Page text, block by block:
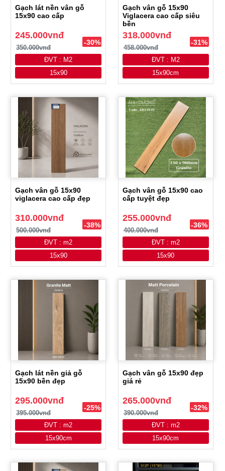
Gạch lát nền vân gỗ
15x90 cao cấp
245.000vnđ
350.000vnđ
-30%
ĐVT : M2
15x90
Gạch vân gỗ 15x90
Viglacera cao cấp siêu
bền
318.000vnđ
458.000vnđ
-31%
ĐVT : M2
15x90cm
Gạch vân gỗ 15x90
viglacera cao cấp đẹp
310.000vnđ
500.000vnđ
-38%
ĐVT : m2
15x90
Gạch vân gỗ 15x90 cao
cấp tuyệt đẹp
255.000vnđ
400.000vnđ
-36%
ĐVT : m2
15x90
Gạch lát nền giả gỗ
15x90 bền đẹp
295.000vnđ
395.000vnđ
-25%
ĐVT : m2
15x90cm
Gạch vân gỗ 15x90 đẹp
giá rẻ
265.000vnđ
390.000vnđ
-32%
ĐVT : m2
15x90cm